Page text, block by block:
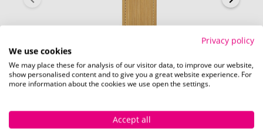
Privacy policy
We use cookies
We may place these for analysis of our visitor data, to improve our website,
show personalised content and to give you a great website experience. For
more information about the cookies we use open the settings.
Accept all